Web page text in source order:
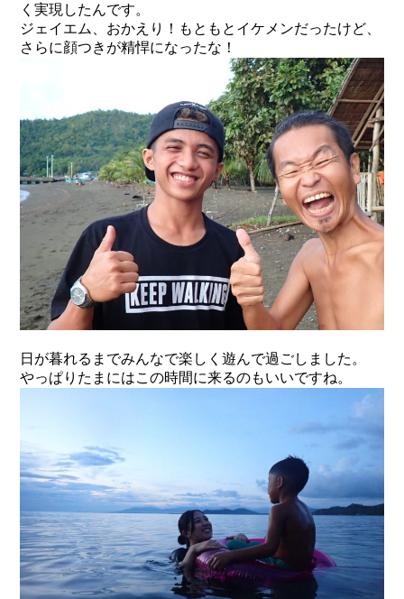
く実現したんです。
ジェイエム、おかえり！もともとイケメンだったけど、
さらに顔つきが精悍になったな！
日が暮れるまでみんなで楽しく遊んで過ごしました。
やっぱりたまにはこの時間に来るのもいいですね。